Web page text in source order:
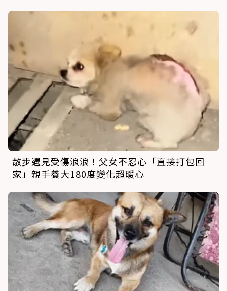
散步遇見受傷浪浪！父女不忍心「直接打包回
家」親手養大180度變化超暖心